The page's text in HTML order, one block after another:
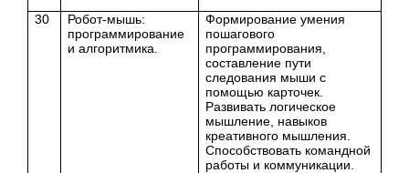
30
Робот-мышь:
программирование
и алгоритмика.
Формирование умения
пошагового
программирования,
составление пути
следования мыши с
помощью карточек.
Развивать логическое
мышление, навыков
креативного мышления.
Способствовать командной
работы и коммуникации.